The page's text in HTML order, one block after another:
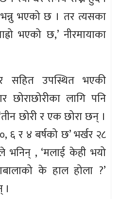
भएको छ । तर त्यसका
भएको छ,’ नीरमायाका
सहित उपस्थित भएकी
छोराछोरीका लागि पनि
छोरी र एक छोरा छन् ।
६ र ४ बर्षको छ’ भर्खर २८
भनिन् , ‘मलाई केही भयो
के हाल होला ?’